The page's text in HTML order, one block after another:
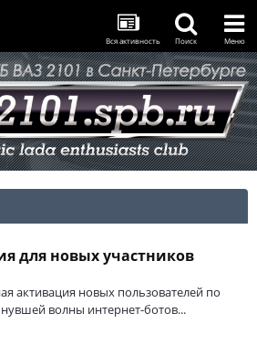
Вся активность Поиск Меню
для новых участников
активация новых пользователей по
волны интернет-ботов...